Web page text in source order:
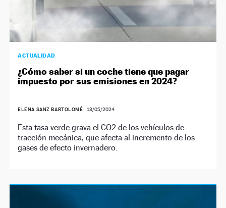
ACTUALIDAD
¿Cómo saber si un coche tiene que pagar
impuesto por sus emisiones en 2024?
ELENA SANZ BARTOLOMÉ | 13/05/2024
Esta tasa verde grava el CO2 de los vehículos de
tracción mecánica, que afecta al incremento de los
gases de efecto invernadero.